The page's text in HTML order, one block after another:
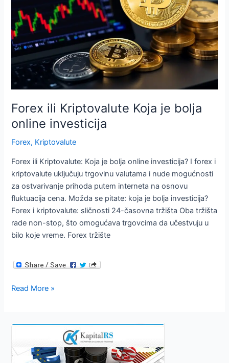
Forex ili Kriptovalute Koja je bolja
online investicija
Forex, Kriptovalute
Forex ili Kriptovalute: Koja je bolja online investicija? I forex i
kriptovalute uključuju trgovinu valutama i nude mogućnosti
za ostvarivanje prihoda putem interneta na osnovu
fluktuacija cena. Možda se pitate: koja je bolja investicija?
Forex i kriptovalute: sličnosti 24-časovna tržišta Oba tržišta
rade non-stop, što omogućava trgovcima da učestvuju u
bilo koje vreme. Forex tržište
Forex
Koja
bolja
Read More »